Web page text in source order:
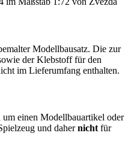
Modellbausatz. Die zur
der Klebstoff für den
im Lieferumfang enthalten.
einen Modellbauartikel oder
und dahernicht für